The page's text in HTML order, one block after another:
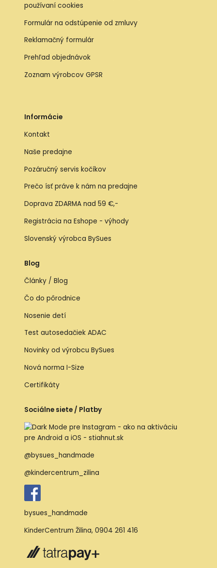
používaní cookies
Formulár na odstúpenie od zmluvy
Reklamačný formulár
Prehľad objednávok
Zoznam výrobcov GPSR
Informácie
Kontakt
Naše predajne
Pozáručný servis kočíkov
Prečo ísť práve k nám na predajne
Doprava ZDARMA nad 59 €,-
Registrácia na Eshope - výhody
Slovenský výrobca BySues
Blog
Články / Blog
Čo do pôrodnice
Nosenie detí
Test autosedačiek ADAC
Novinky od výrobcu BySues
Nová norma I-Size
Certifikáty
Sociálne siete / Platby
@bysues_handmade
@kindercentrum_zilina
bysues_handmade
KinderCentrum Žilina, 0904 261 416